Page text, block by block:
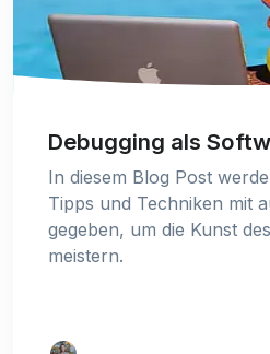
Debugging als
In diesem Blog Post
Tipps und Techniken mit
gegeben, um die Kunst
meistern.